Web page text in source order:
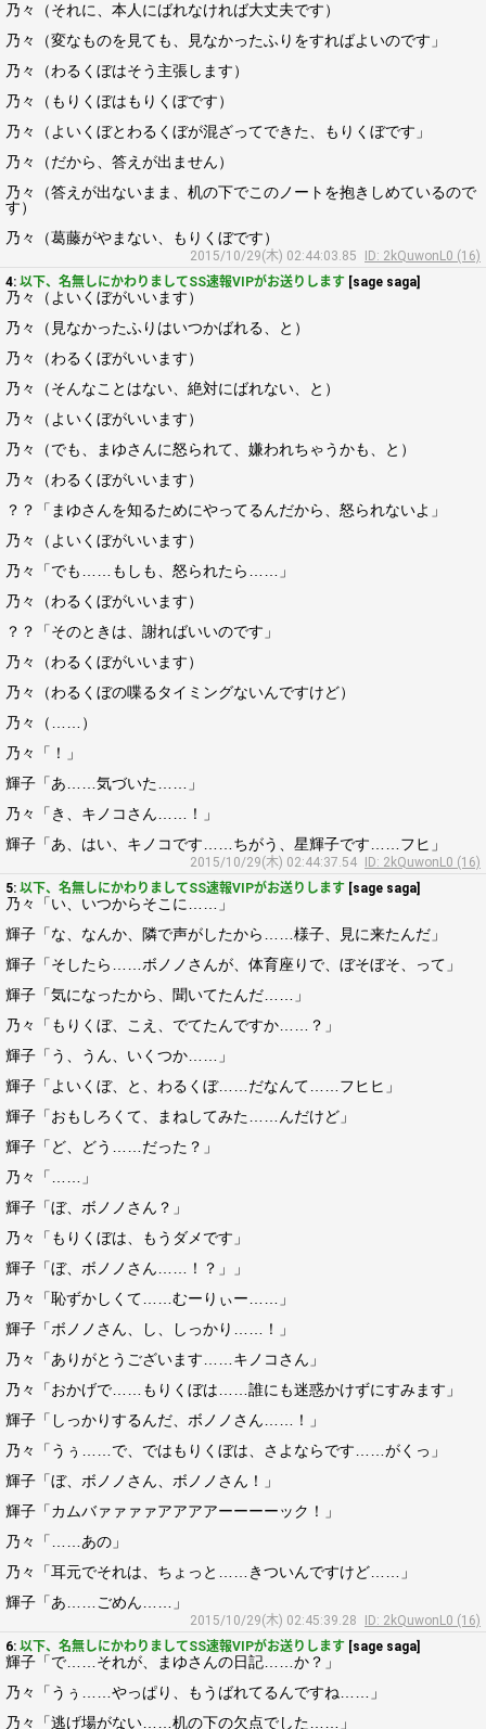
乃々（それに、本人にばれなければ大丈夫です）
乃々（変なものを見ても、見なかったふりをすればよいのです」
乃々（わるくぼはそう主張します）
乃々（もりくぼはもりくぼです）
乃々（よいくぼとわるくぼが混ざってできた、もりくぼです」
乃々（だから、答えが出ません）
乃々（答えが出ないまま、机の下でこのノートを抱きしめているので
す）
乃々（葛藤がやまない、もりくぼです）
2015/10/29(木) 02:44:03.85
ID: 2kQuwonL0 (16)
4: 以下、名無しにかわりましてSS速報VIPがお送りします [sage saga]
乃々（よいくぼがいいます）
乃々（見なかったふりはいつかばれる、と）
乃々（わるくぼがいいます）
乃々（そんなことはない、絶対にばれない、と）
乃々（よいくぼがいいます）
乃々（でも、まゆさんに怒られて、嫌われちゃうかも、と）
乃々（わるくぼがいいます）
？？「まゆさんを知るためにやってるんだから、怒られないよ」
乃々（よいくぼがいいます）
乃々「でも……もしも、怒られたら……」
乃々（わるくぼがいいます）
？？「そのときは、謝ればいいのです」
乃々（わるくぼがいいます）
乃々（わるくぼの喋るタイミングないんですけど）
乃々（……）
乃々「！」
輝子「あ……気づいた……」
乃々「き、キノコさん……！」
輝子「あ、はい、キノコです……ちがう、星輝子です……フヒ」
2015/10/29(木) 02:44:37.54
ID: 2kQuwonL0 (16)
5: 以下、名無しにかわりましてSS速報VIPがお送りします [sage saga]
乃々「い、いつからそこに……」
輝子「な、なんか、隣で声がしたから……様子、見に来たんだ」
輝子「そしたら……ボノノさんが、体育座りで、ぼそぼそ、って」
輝子「気になったから、聞いてたんだ……」
乃々「もりくぼ、こえ、でてたんですか……？」
輝子「う、うん、いくつか……」
輝子「よいくぼ、と、わるくぼ……だなんて……フヒヒ」
輝子「おもしろくて、まねしてみた……んだけど」
輝子「ど、どう……だった？」
乃々「……」
輝子「ぼ、ボノノさん？」
乃々「もりくぼは、もうダメです」
輝子「ぼ、ボノノさん……！？」」
乃々「恥ずかしくて……むーりぃー……」
輝子「ボノノさん、し、しっかり……！」
乃々「ありがとうございます……キノコさん」
乃々「おかげで……もりくぼは……誰にも迷惑かけずにすみます」
輝子「しっかりするんだ、ボノノさん……！」
乃々「うぅ……で、ではもりくぼは、さよならです……がくっ」
輝子「ぼ、ボノノさん、ボノノさん！」
輝子「カムバァァァァアアアアーーーーック！」
乃々「……あの」
乃々「耳元でそれは、ちょっと……きついんですけど……」
輝子「あ……ごめん……」
2015/10/29(木) 02:45:39.28
ID: 2kQuwonL0 (16)
6: 以下、名無しにかわりましてSS速報VIPがお送りします [sage saga]
輝子「で……それが、まゆさんの日記……か？」
乃々「うぅ……やっぱり、もうばれてるんですね……」
乃々「逃げ場がない……机の下の欠点でした……」